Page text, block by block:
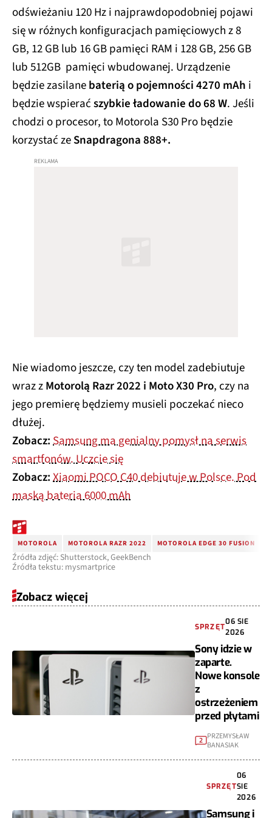
odświeżaniu 120 Hz i najprawdopodobniej pojawi
się w różnych konfiguracjach pamięciowych z 8
GB, 12 GB lub 16 GB pamięci RAM i 128 GB, 256 GB
lub 512GB pamięci wbudowanej. Urządzenie
będzie zasilanebaterią o pojemności 4270 mAh i
będzie wspieraćszybkie ładowanie do 68 W. Jeśli
chodzi o procesor, to Motorola S30 Pro będzie
korzystać zeSnapdragona 888+.
Nie wiadomo jeszcze, czy ten model zadebiutuje
wraz zMotorolą Razr 2022 i Moto X30 Pro, czy na
jego premierę będziemy musieli poczekać nieco
dłużej.
Zobacz:Samsung ma genialny pomysł na serwis
smartfonów. Uczcie się
Zobacz:Xiaomi POCO C40 debiutuje w Polsce. Pod
maską bateria 6000 mAh
MOTOROLA MOTOROLA RAZR 2022 MOTOROLA EDGE 30 FUSION
Źródła zdjęć: Shutterstock, GeekBench
Źródła tekstu: mysmartprice
Zobacz więcej
SPRZĘT
06 SIE
2026
Sony idzie w
zaparte.
Nowe konsole
z
ostrzeżeniem
przed płytami
2 PRZEMYSŁAW
BANASIAK
SPRZĘT
06
SIE
2026
Samsung i